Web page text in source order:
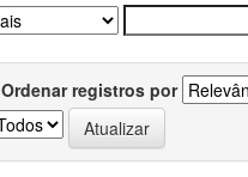
Ordenar registros por